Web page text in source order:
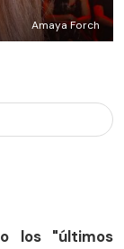
Amaya Forch
los "últimos